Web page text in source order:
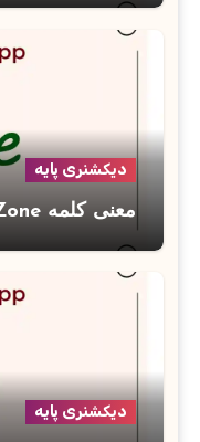
دیکشنری پایه
معنی کلمه Zone به فارسی با چند مثال
دیکشنری پایه